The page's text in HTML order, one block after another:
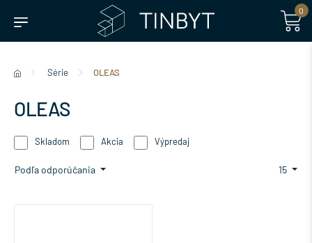
0
Série OLEAS
OLEAS
Skladom Akcia Výpredaj
Podľa odporúčania 15